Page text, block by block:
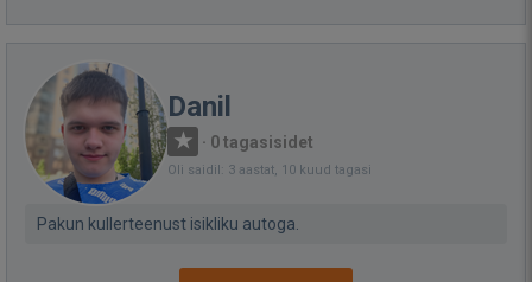
Danil
· 0 tagasisidet
Oli saidil: 3 aastat, 10 kuud tagasi
Pakun kullerteenust isikliku autoga.